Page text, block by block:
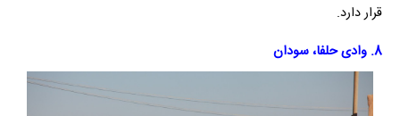
قرار دارد.
8. وادی حلفا، سودان